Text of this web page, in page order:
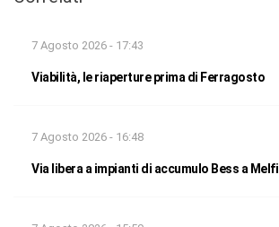
7 Agosto 2026 - 17:43
Viabilità, le riaperture prima di Ferragosto
7 Agosto 2026 - 16:48
Via libera a impianti di accumulo Bess a